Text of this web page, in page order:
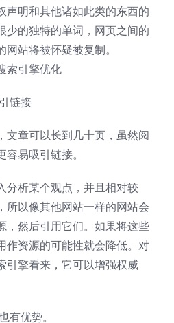
声明和其他诸如此类的东西的
少的独特的单词，网页之间的
站将被怀疑被复制。
索引擎优化
链接
文章可以长到几十页，虽然阅
易吸引链接。
分析某个观点，并且相对较
所以像其他网站一样的网站会
，然后引用它们。如果将这些
作资源的可能性就会降低。对
引擎看来，它可以增强权威
有优势。